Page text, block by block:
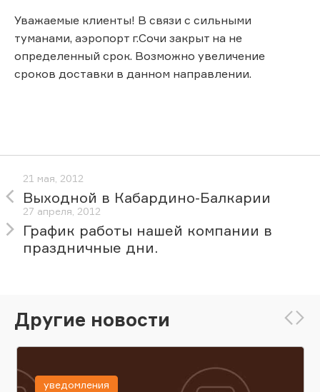
Уважаемые клиенты! В связи с сильными
туманами, аэропорт г.Сочи закрыт на не
определенный срок. Возможно увеличение
сроков доставки в данном направлении.
21 мая, 2012
Выходной в Кабардино-Балкарии
27 апреля, 2012
График работы нашей компании в
праздничные дни.
Другие новости
уведомления